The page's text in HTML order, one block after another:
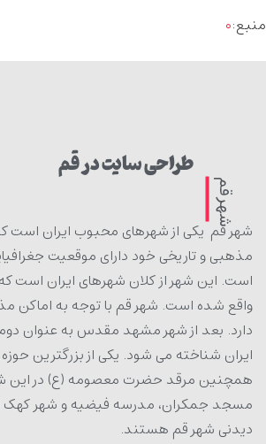
منبع:۰
شهر قم
طراحی سایت در قم
شهر قم یکی از شهرهای محبوب ایران است
مذهبی و تاریخی خود دارای موقعیت
است. این شهر از کلان شهرهای ایران است که
واقع شده است. شهر قم با توجه به اماکن
دارد. بعد از شهر مشهد مقدس به عنوان
ایران شناخته می شود. یکی از بزرگترین
همچنین مرقد حضرت معصومه (ع) در این
مسجد جمکران، مدرسه فیضیه و شهر کهک
دیدنی شهر قم هستند.